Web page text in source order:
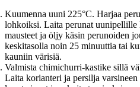
Kuumenna uuni 225°C. Harjaa
lohkoiksi. Laita perunat uunipellille
mausteet ja öljy käsin perunoiden
keskitasolla noin 25 minuuttia tai
kauniin värisiä.
Valmista chimichurri-kastike sillä
Laita korianteri ja persilja varsineen